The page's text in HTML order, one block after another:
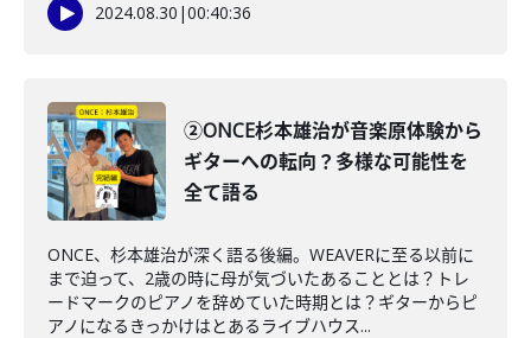
2024.08.30 |00:40:36
②ONCE杉本雄治が音楽原体験から
ギターへの転向？多様な可能性を
全て語る
ONCE、杉本雄治が深く語る後編。WEAVERに至る以前に
まで迫って、2歳の時に母が気づいたあることとは？トレ
ードマークのピアノを辞めていた時期とは？ギターからピ
アノになるきっかけはとあるライブハウス...